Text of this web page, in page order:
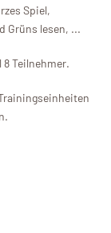
Spiel,
Grüns lesen, ...
Teilnehmer.